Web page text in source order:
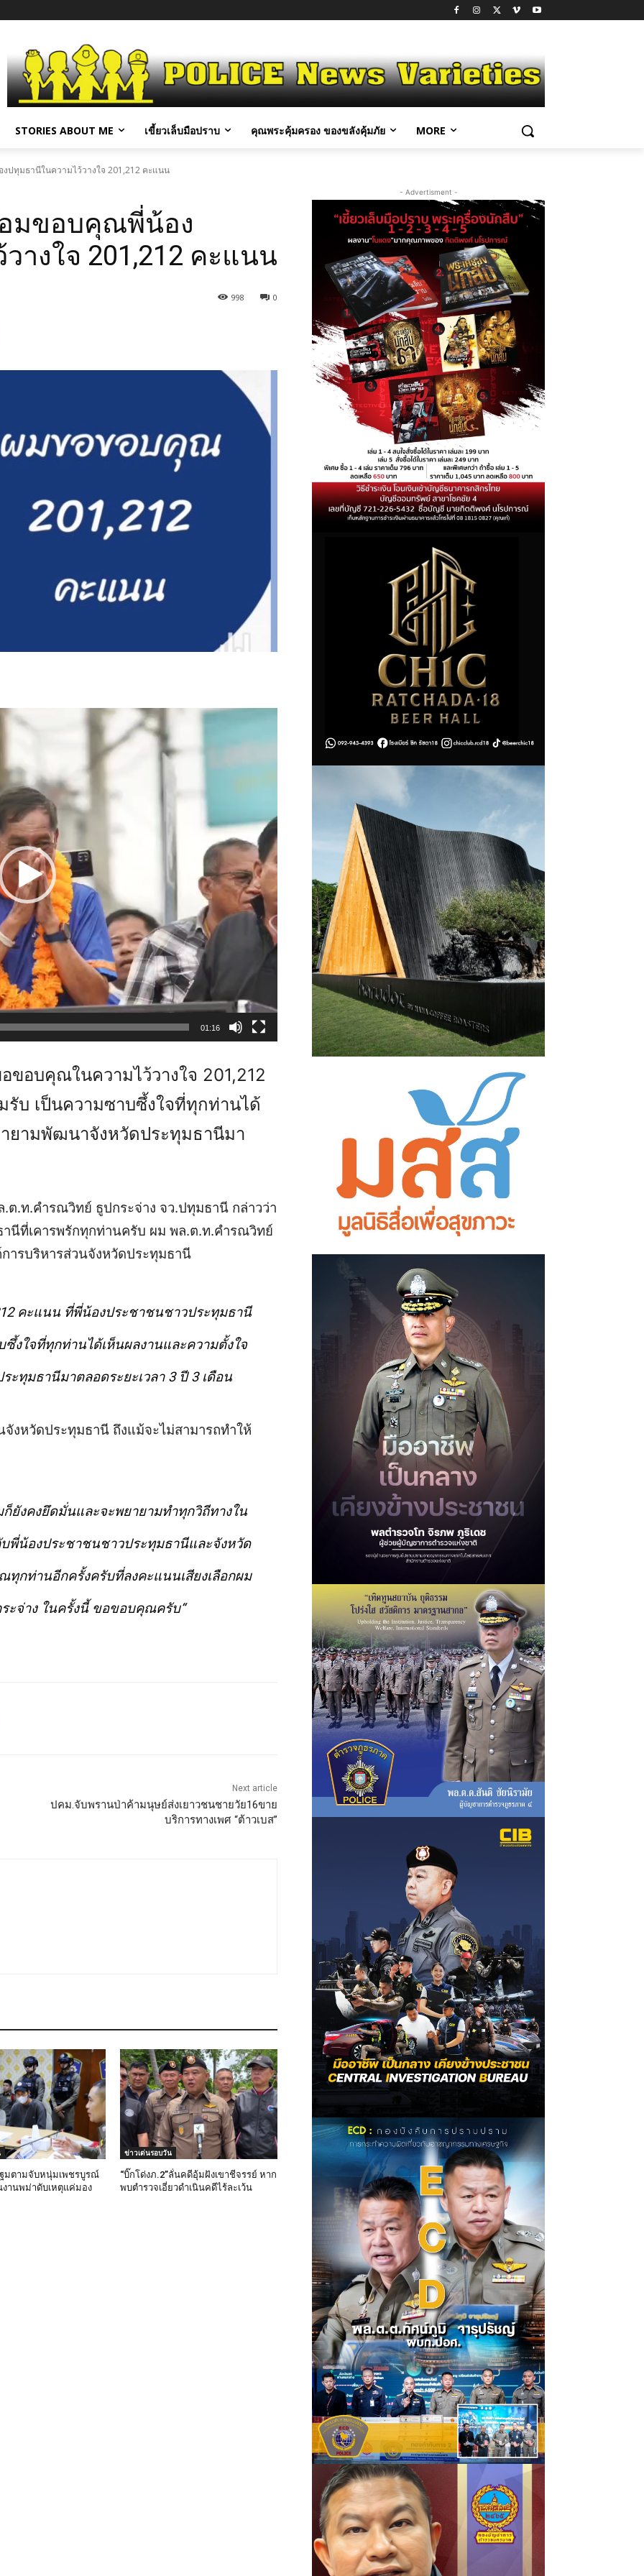
STORIES ABOUT ME เขี้ยวเล็บมือปราบ คุณพระคุ้มครอง ของขลังคุ้มภัย MORE
ปทุมธานีในความไว้วางใจ 201,212 คะแนน
มขอบคุณพี่น้อง
างใจ 201,212 คะแนน
0
998
01:16
ขอบคุณในความไว้วางใจ 201,212
บ เป็นความซาบซึ้งใจที่ทุกท่านได้
ยามพัฒนาจังหวัดประทุมธานีมา
ต.ท.คำรณวิทย์ ธูปกระจ่าง จว.ปทุมธานี กล่าวว่า
ที่เคารพรักทุกท่านครับ ผม พล.ต.ท.คํารณวิทย์
ารบริหารส่วนจังหวัดประทุมธานี
คะแนน ที่พี่น้องประชาชนชาวประทุมธานี
งใจที่ทุกท่านได้เห็นผลงานและความตั้งใจ
ทุมธานีมาตลอดระยะเวลา 3 ปี 3 เดือน
งหวัดประทุมธานี ถึงแม้จะไม่สามารถทำให้
ยังคงยึดมั่นและจะพยายามทำทุกวิถีทางใน
พี่น้องประชาชนชาวประทุมธานีและจังหวัด
กท่านอีกครั้งครับที่ลงคะแนนเสียงเลือกผม
ะจ่าง ในครั้งนี้ ขอขอบคุณครับ“
Next article
ปคม.จับพรานป่าค้ามนุษย์ส่งเยาวชนชายวัย16ขาย
บริการทางเพศ “ต้าวเบส”
มตามจับหนุ่มเพชรบูรณ์
านพม่าดับเหตุแค่มอง
ข่าวเด่นรอบวัน
“บิ๊กโด่งภ.2”ลั่นคดีอุ้มฝังเขาชีจรรย์ หาก
พบตำรวจเอี่ยวดำเนินคดีไร้ละเว้น
- Advertisment -